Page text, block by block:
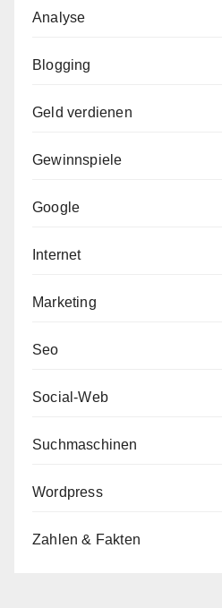
Analyse
Blogging
Geld verdienen
Gewinnspiele
Google
Internet
Marketing
Seo
Social-Web
Suchmaschinen
Wordpress
Zahlen & Fakten